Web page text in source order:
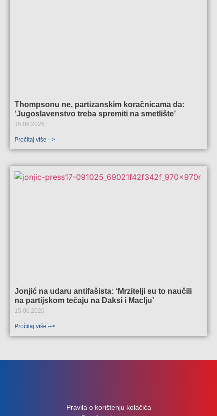
Thompsonu ne, partizanskim koračnicama da:
‘Jugoslavenstvo treba spremiti na smetlište’
15.06.2026
Pročitaj više -->
Jonjić na udaru antifašista: ‘Mrzitelji su to naučili
na partijskom tečaju na Daksi i Maclju’
15.06.2026
Pročitaj više -->
Pravila o korištenju kolačića